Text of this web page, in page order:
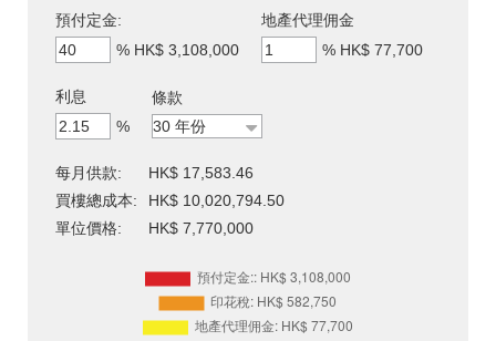
預付定金:
% HK$ 3,108,000
地產代理佣金
% HK$ 77,700
利息
%
條款
每月供款:
HK$ 17,583.46
買樓總成本:
HK$ 10,020,794.50
單位價格:
HK$ 7,770,000